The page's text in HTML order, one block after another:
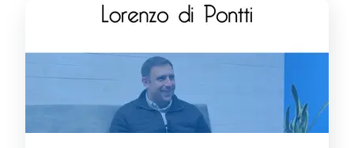
post-venta, nos referimos a la estrategia de ofrecer
a los clientes productos de mayor